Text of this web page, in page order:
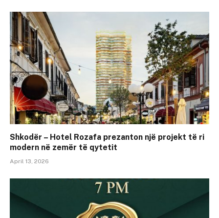
Shkodër – Hotel Rozafa prezanton një projekt të ri
modern në zemër të qytetit
April 13, 2026